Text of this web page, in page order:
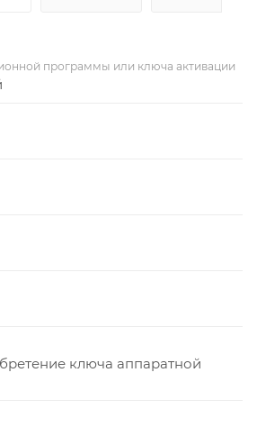
программы или ключа активации
ключа аппаратной